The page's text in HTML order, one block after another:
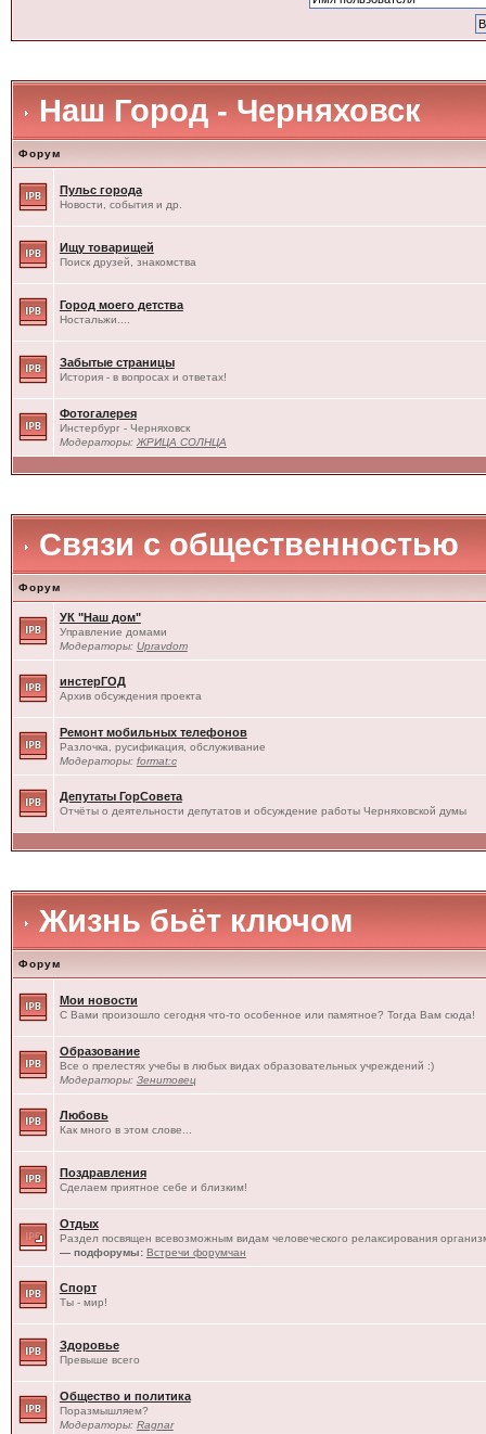
Наш Город - Черняховск
Форум
Пульс города
Новости, события и др.
Ищу товарищей
Поиск друзей, знакомства
Город моего детства
Ностальжи....
Забытые страницы
История - в вопросах и ответах!
Фотогалерея
Инстербург - Черняховск
Модераторы: ЖРИЦА СОЛНЦА
Связи с общественностью
Форум
УК "Наш дом"
Управление домами
Модераторы: Upravdom
инстерГОД
Архив обсуждения проекта
Ремонт мобильных телефонов
Разлочка, русификация, обслуживание
Модераторы: format:c
Депутаты ГорСовета
Отчёты о деятельности депутатов и обсуждение работы Черняховской думы
Жизнь бьёт ключом
Форум
Мои новости
С Вами произошло сегодня что-то особенное или памятное? Тогда Вам сюда!
Образование
Все о прелестях учебы в любых видах образовательных учреждений :)
Модераторы: Зенитовец
Любовь
Как много в этом слове...
Поздравления
Сделаем приятное себе и близким!
Отдых
Раздел посвящен всевозможным видам человеческого релаксирования
— подфорумы: Встречи форумчан
Спорт
Ты - мир!
Здоровье
Превыше всего
Общество и политика
Поразмышляем?
Модераторы: Ragnar